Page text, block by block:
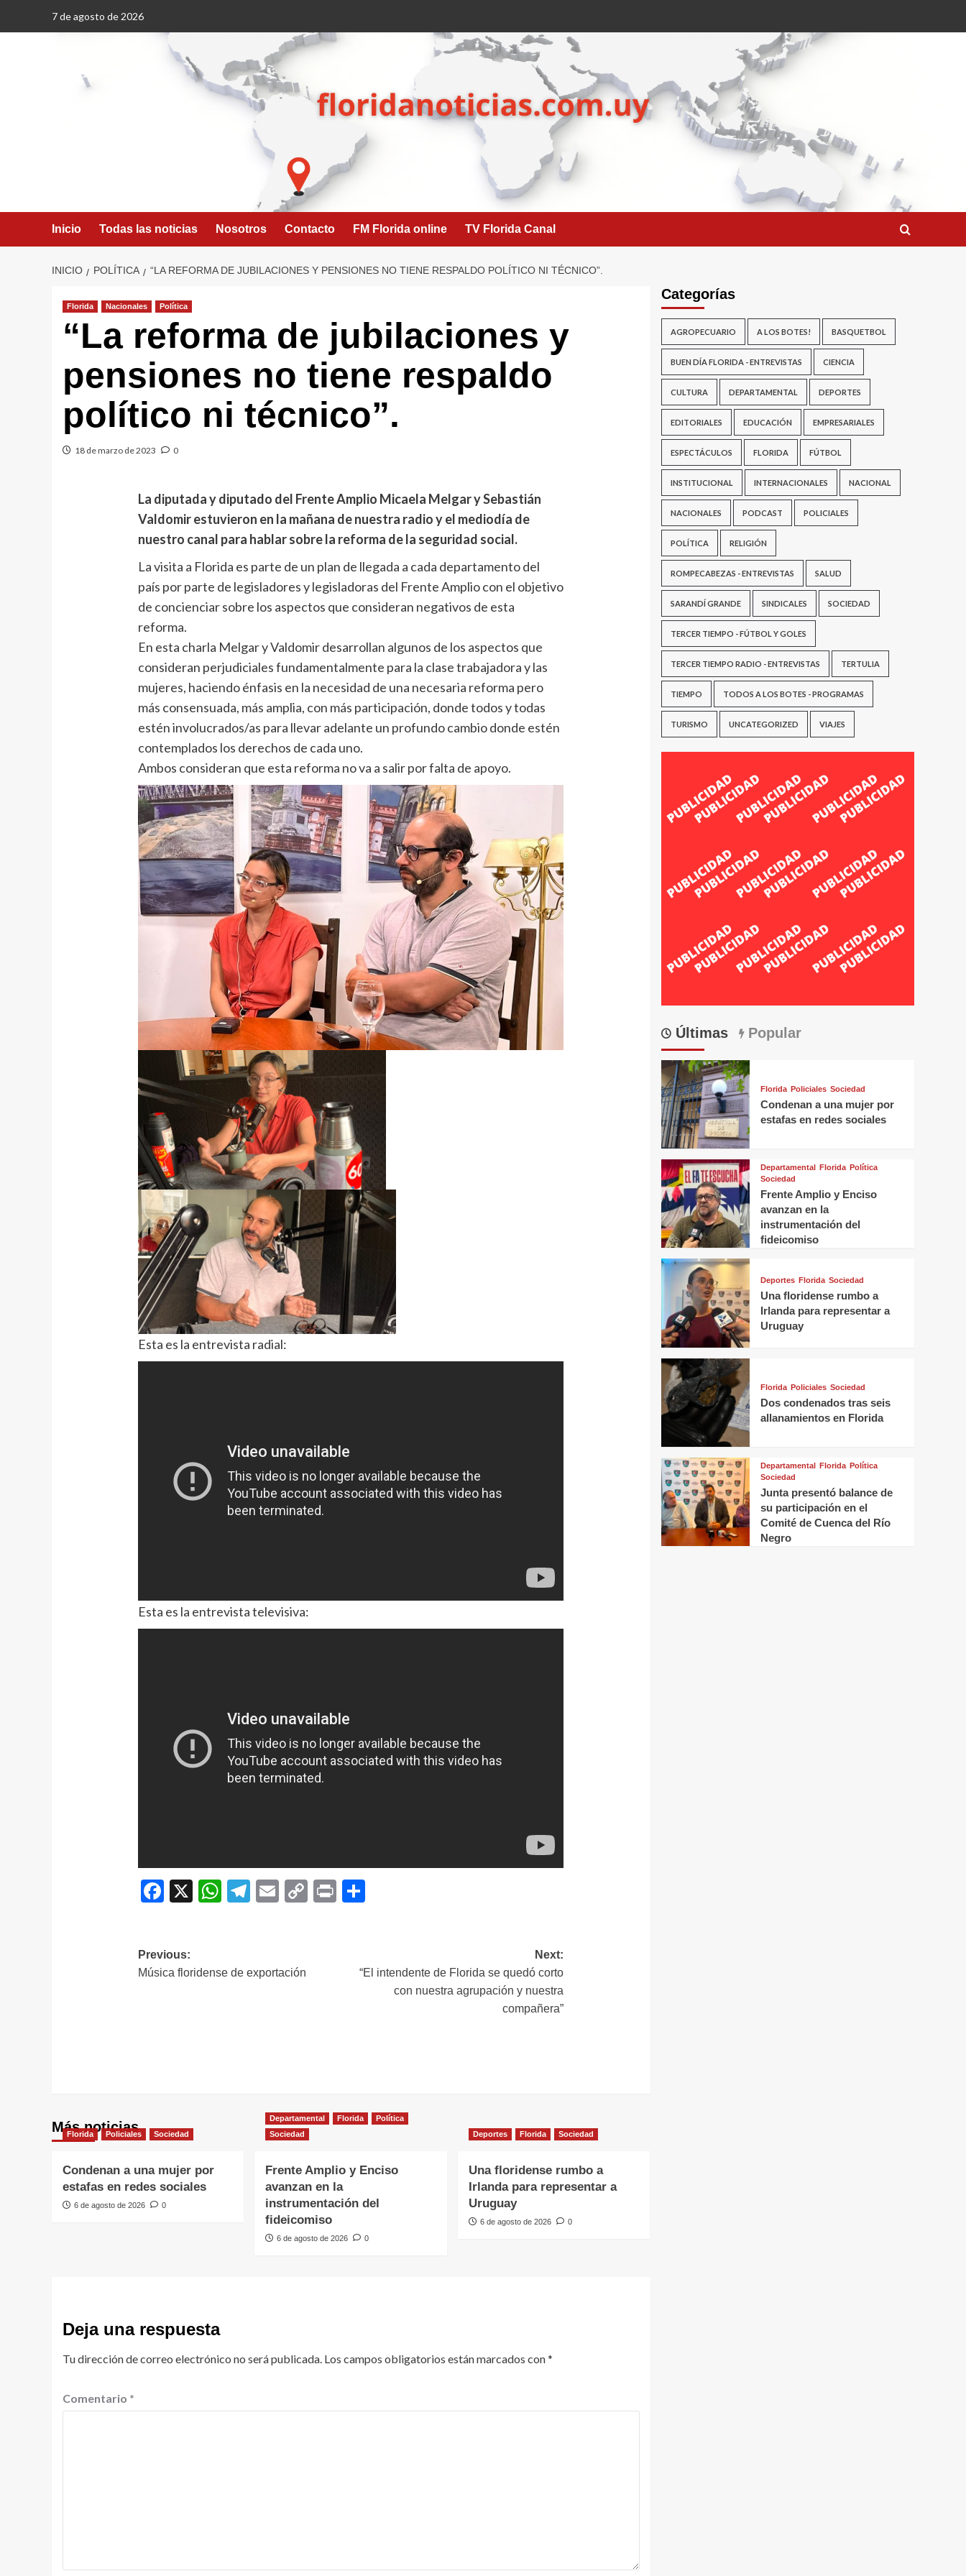
7 de agosto de 2026
Inicio Todas las noticias Nosotros Contacto FM Florida online TV Florida Canal
INICIO POLÍTICA “LA REFORMA DE JUBILACIONES Y PENSIONES NO TIENE RESPALDO POLÍTICO NI TÉCNICO”.
Florida Nacionales Política
“La reforma de jubilaciones y
pensiones no tiene respaldo
político ni técnico”.
18 de marzo de 2023 0
La diputada y diputado del Frente Amplio Micaela Melgar y Sebastián
Valdomir estuvieron en la mañana de nuestra radio y el mediodía de
nuestro canal para hablar sobre la reforma de la seguridad social.
La visita a Florida es parte de un plan de llegada a cada departamento del
país por parte de legisladores y legisladoras del Frente Amplio con el objetivo
de concienciar sobre los aspectos que consideran negativos de esta
reforma.
En esta charla Melgar y Valdomir desarrollan algunos de los aspectos que
consideran perjudiciales fundamentalmente para la clase trabajadora y las
mujeres, haciendo énfasis en la necesidad de una necesaria reforma pero
más consensuada, más amplia, con más participación, donde todos y todas
estén involucrados/as para llevar adelante un profundo cambio donde estén
contemplados los derechos de cada uno.
Ambos consideran que esta reforma no va a salir por falta de apoyo.
Esta es la entrevista radial:
Esta es la entrevista televisiva:
Facebook
X WhatsApp
Telegram
EmailCopyPrint
Navegación
de
Previous:
Música floridense de exportación
Next:
“El intendente de Florida se quedó corto
con nuestra agrupación y nuestra
compañera”
Más noticias
Florida Policiales Sociedad
Condenan a una mujer por
estafas en redes sociales
6 de agosto de 2026 0
Departamental Florida
Política
Sociedad
Frente Amplio y Enciso
avanzan en la
instrumentación del
fideicomiso
6 de agosto de 2026 0
Deportes Florida Sociedad
Una floridense rumbo a
Irlanda para representar a
Uruguay
6 de agosto de 2026 0
Deja una respuesta
Tu dirección de correo electrónico no será publicada. Los campos obligatorios están marcados con*
Comentario *
Categorías
AGROPECUARIO A LOS BOTES! BASQUETBOL
BUEN DÍA FLORIDA - ENTREVISTAS CIENCIA
CULTURA DEPARTAMENTAL DEPORTES
EDITORIALES EDUCACIÓN EMPRESARIALES
ESPECTÁCULOS FLORIDA FÚTBOL
INSTITUCIONAL INTERNACIONALES NACIONAL
NACIONALES PODCAST POLICIALES
POLÍTICA RELIGIÓN
ROMPECABEZAS - ENTREVISTAS SALUD
SARANDÍ GRANDE SINDICALES SOCIEDAD
TERCER TIEMPO - FÚTBOL Y GOLES
TERCER TIEMPO RADIO - ENTREVISTAS TERTULIA
TIEMPO TODOS A LOS BOTES - PROGRAMAS
TURISMO UNCATEGORIZED VIAJES
Últimas Popular
Florida Policiales Sociedad
Condenan a una mujer por
estafas en redes sociales
Departamental Florida Política
Sociedad
Frente Amplio y Enciso
avanzan en la
instrumentación del
fideicomiso
Deportes Florida Sociedad
Una floridense rumbo a
Irlanda para representar a
Uruguay
Florida Policiales Sociedad
Dos condenados tras seis
allanamientos en Florida
Departamental Florida Política
Sociedad
Junta presentó balance de
su participación en el
Comité de Cuenca del Río
Negro